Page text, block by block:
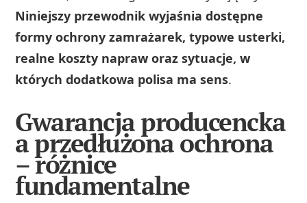
Niniejszy przewodnik wyjaśnia dostępne
formy ochrony zamrażarek, typowe usterki,
realne koszty napraw oraz sytuacje, w
których dodatkowa polisa ma sens.
Gwarancja producencka
a przedłużona ochrona
– różnice
fundamentalne